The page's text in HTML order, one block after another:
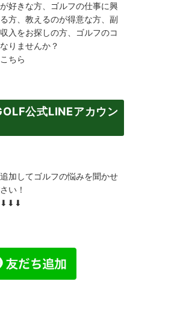
好きな方、ゴルフの仕事に興
方、教えるのが得意な方、副
入をお探しの方、ゴルフのコ
りませんか？
ちら
公式LINEアカウン
加してゴルフの悩みを聞かせ
い！
⬇︎⬇︎⬇︎